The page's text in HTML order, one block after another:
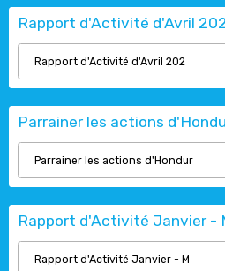
Rapport d'Activité d'Avril
Rapport d'Activité d'Avril 202
Parrainer les actions
Parrainer les actions d'Hondur
Rapport d'Activité Janvier -
Rapport d'Activité Janvier - M